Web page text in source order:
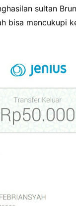
sultan
bisa mencukupi